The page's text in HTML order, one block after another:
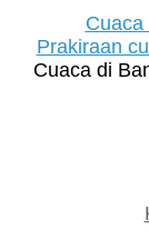
Cuaca
Prakiraan
Cuaca di